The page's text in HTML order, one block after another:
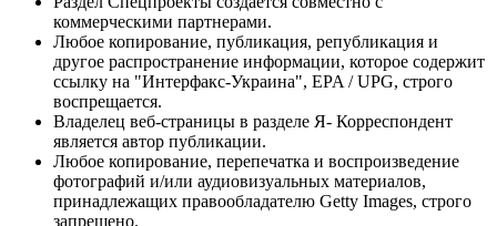
коммерческими партнерами.
Любое копирование, публикация, републикация и
другое распространение информации, которое содержит
ссылку на "Интерфакс-Украина", EPA / UPG, строго
воспрещается.
Владелец веб-страницы в разделе Я- Корреспондент
является автор публикации.
Любое копирование, перепечатка и воспроизведение
фотографий и/или аудиовизуальных материалов,
принадлежащих правообладателю Getty Images, строго
запрещено.